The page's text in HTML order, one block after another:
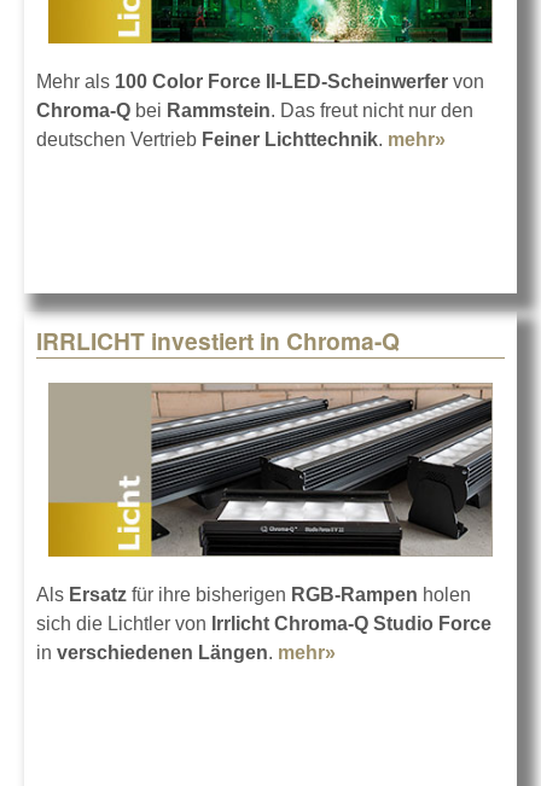
Mehr als 100 Color Force II-LED-Scheinwerfer von
Chroma-Q bei Rammstein. Das freut nicht nur den
deutschen Vertrieb Feiner Lichttechnik. mehr»
IRRLICHT investiert in Chroma-Q
Als Ersatz für ihre bisherigen RGB-Rampen holen
sich die Lichtler von Irrlicht Chroma-Q Studio Force
in verschiedenen Längen. mehr»